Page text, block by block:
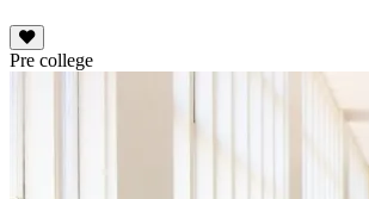
Pre college